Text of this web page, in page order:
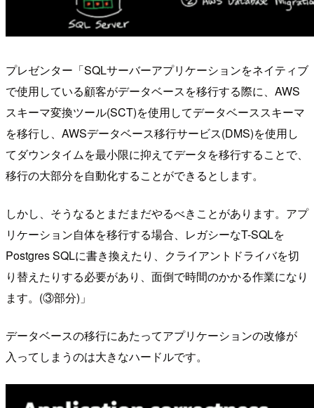
プレゼンター「SQLサーバーアプリケーションをネイティブ
で使用している顧客がデータベースを移行する際に、AWS
スキーマ変換ツール(SCT)を使用してデータベーススキーマ
を移行し、AWSデータベース移行サービス(DMS)を使用し
てダウンタイムを最小限に抑えてデータを移行することで、
移行の大部分を自動化することができるとします。
しかし、そうなるとまだまだやるべきことがあります。アプ
リケーション自体を移行する場合、レガシーなT-SQLを
Postgres SQLに書き換えたり、クライアントドライバを切
り替えたりする必要があり、面倒で時間のかかる作業になり
ます。(③部分)」
データベースの移行にあたってアプリケーションの改修が
入ってしまうのは大きなハードルです。